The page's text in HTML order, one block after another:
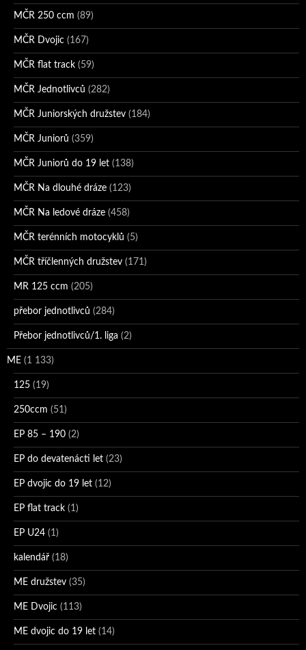
MČR 250 ccm (89)
MČR Dvojic (167)
MČR flat track (59)
MČR Jednotlivců (282)
MČR Juniorských družstev (184)
MČR Juniorů (359)
MČR Juniorů do 19 let (138)
MČR Na dlouhé dráze (123)
MČR Na ledové dráze (458)
MČR terénních motocyklů (5)
MČR tříčlenných družstev (171)
MR 125 ccm (205)
přebor jednotlivců (284)
Přebor jednotlivců/1. liga (2)
ME (1 133)
125 (19)
250ccm (51)
EP 85 – 190 (2)
EP do devatenácti let (23)
EP dvojic do 19 let (12)
EP flat track (1)
EP U24 (1)
kalendář (18)
ME družstev (35)
ME Dvojic (113)
ME dvojic do 19 let (14)